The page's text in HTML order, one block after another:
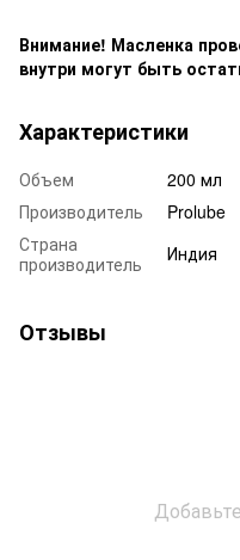
Внимание! Масленка
внутри могут быть
Характеристики
Объем
200 мл
Производитель
Prolube
Страна
производитель
Индия
Отзывы